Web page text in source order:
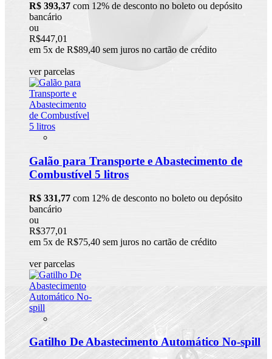
R$ 393,37 com 12% de desconto no boleto ou depósito
bancário
ou
R$447,01
em 5x de R$89,40 sem juros no cartão de crédito
ver parcelas
Galão para Transporte e Abastecimento de
Combustível 5 litros
R$ 331,77 com 12% de desconto no boleto ou depósito
bancário
ou
R$377,01
em 5x de R$75,40 sem juros no cartão de crédito
ver parcelas
Gatilho De Abastecimento Automático No-spill